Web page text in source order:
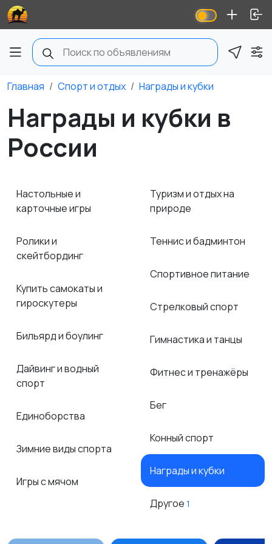
Главная Спорт и отдых Награды и кубки
Награды и кубки в
России
Настольные и
карточные игры
Ролики и
скейтбординг
Купить самокаты и
гироскутеры
Бильярд и боулинг
Дайвинг и водный
спорт
Единоборства
Зимние виды спорта
Игры с мячом
Туризм и отдых на
природе
Теннис и бадминтон
Спортивное питание
Стрелковый спорт
Гимнастика и танцы
Фитнес и тренажёры
Бег
Конный спорт
Награды и кубки
Другое 1